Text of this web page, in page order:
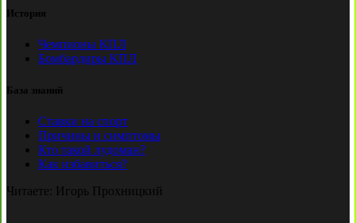
История
Чемпионы КПЛ
Бомбардиры КПЛ
База знаний
Ставки на спорт
Причины и симптомы
Кто такой лудоман?
Как избавиться?
Читаете: Игорь Прохницкий